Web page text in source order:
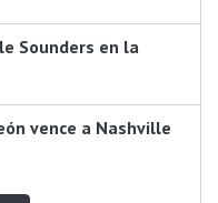
Sounders en la
vence a Nashville